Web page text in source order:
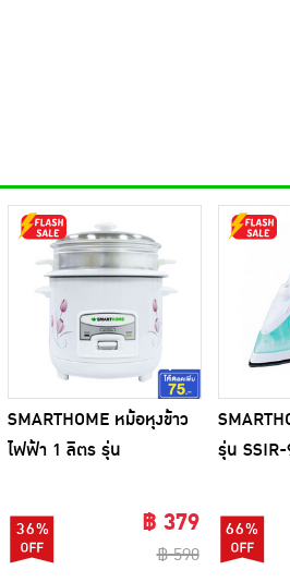
SMARTHOME หม้อหุงข้าว
ไฟฟ้า 1 ลิตร รุ่น
36% ฿ 379
฿ 590
รุ่น SSIR-
66%